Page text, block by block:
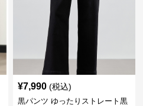
¥7,990 (税込)
黒パンツ ゆったりストレート黒